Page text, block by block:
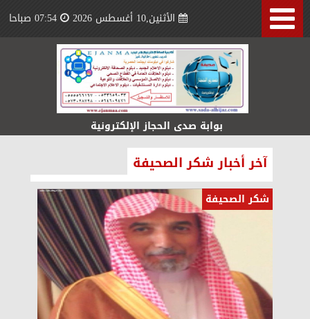
الأثنين,10 أغسطس 2026 07:54 صباحا
بوابة صدى الحجاز الإلكترونية
آخر أخبار شكر الصحيفة
شكر الصحيفة